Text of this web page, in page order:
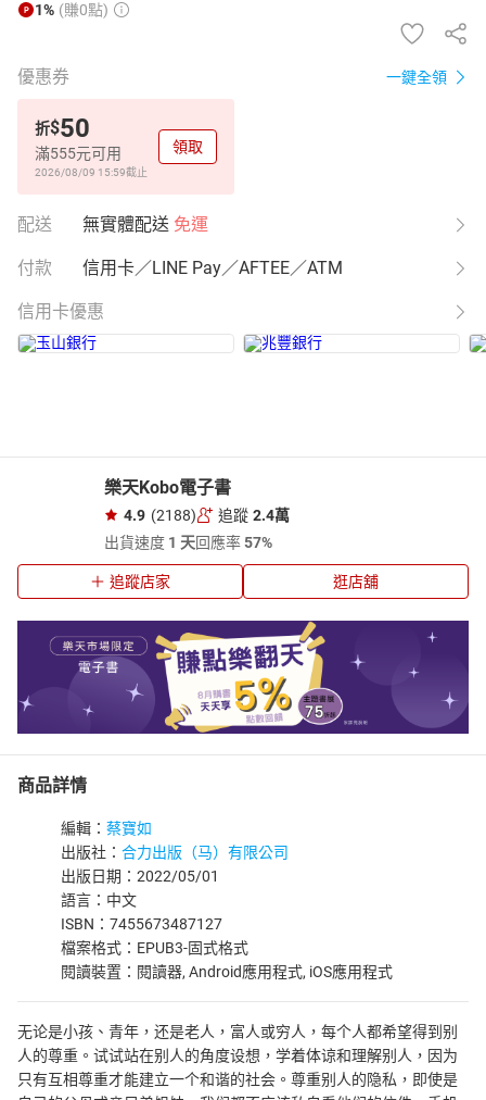
1% (賺0點)
優惠券 一鍵全領
折$50
滿555元可用
2026/08/09 15:59截止
領取
配送 無實體配送 免運
付款 信用卡／LINE Pay／AFTEE／ATM
信用卡優惠
樂天Kobo電子書
4.9 (2188) 追蹤 2.4萬
出貨速度 1 天回應率57%
追蹤店家 逛店舖
商品詳情
編輯： 蔡寶如
出版社： 合力出版（马）有限公司
出版日期：2022/05/01
語言：中文
ISBN：7455673487127
檔案格式：EPUB3-固式格式
閱讀裝置：閱讀器, Android應用程式, iOS應用程式
无论是小孩、青年，还是老人，富人或穷人，每个人都希望得到别
人的尊重。试试站在别人的角度设想，学着体谅和理解别人，因为
只有互相尊重才能建立一个和谐的社会。尊重别人的隐私，即使是